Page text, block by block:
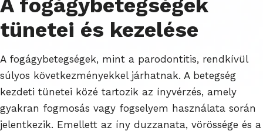
A fogágybetegségek
tünetei és kezelése
A fogágybetegségek, mint a parodontitis, rendkívül
súlyos következményekkel járhatnak. A betegség
kezdeti tünetei közé tartozik az ínyvérzés, amely
gyakran fogmosás vagy fogselyem használata során
jelentkezik. Emellett az íny duzzanata, vörössége és a